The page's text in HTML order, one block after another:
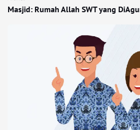
Masjid: Rumah Allah SWT yang